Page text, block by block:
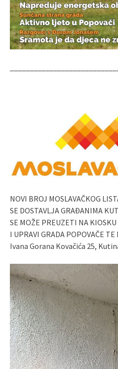
NOVI BROJ MOSLAVAČKOG
SE DOSTAVLJA GRAĐANIMA
SE MOŽE PREUZETI NA
I UPRAVI GRADA POPOVAČE TE
Ivana Gorana Kovačića 25,